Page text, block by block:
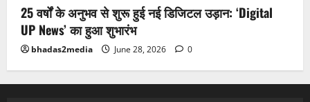
25 वर्षों के अनुभव से शुरू हुई नई डिजिटल उड़ान: ‘Digital
UP News’ का हुआ शुभारंभ
bhadas2media June 28, 2026 0